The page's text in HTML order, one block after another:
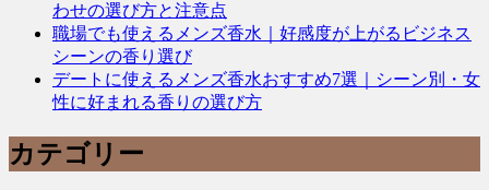
わせの選び方と注意点
職場でも使えるメンズ香水｜好感度が上がるビジネス
シーンの香り選び
デートに使えるメンズ香水おすすめ7選｜シーン別・女
性に好まれる香りの選び方
カテゴリー